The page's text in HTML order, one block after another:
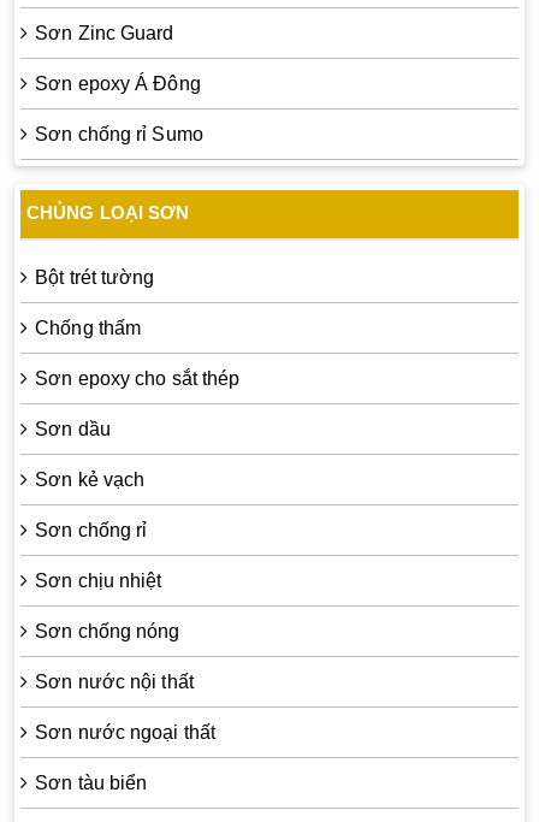
Sơn Zinc Guard
Sơn epoxy Á Đông
Sơn chống rỉ Sumo
CHỦNG LOẠI SƠN
Bột trét tường
Chống thấm
Sơn epoxy cho sắt thép
Sơn dầu
Sơn kẻ vạch
Sơn chống rỉ
Sơn chịu nhiệt
Sơn chống nóng
Sơn nước nội thất
Sơn nước ngoại thất
Sơn tàu biển